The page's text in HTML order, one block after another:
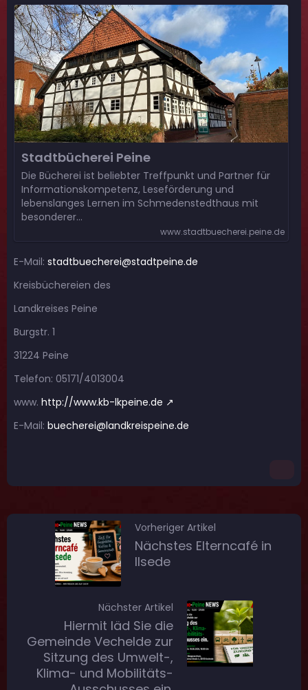
Stadtbücherei Peine
Die Bücherei ist beliebter Treffpunkt und Partner für
Informationskompetenz, Leseförderung und
lebenslanges Lernen im Schmedenstedthaus mit
besonderer…
www.stadtbuecherei.peine.de
E-Mail: stadtbuecherei@stadtpeine.de
Kreisbüchereien des
Landkreises Peine
Burgstr. 1
31224 Peine
Telefon: 05171/4013004
www. http://www.kb-lkpeine.de
E-Mail: buecherei@landkreispeine.de
Vorheriger Artikel
Nächstes Elterncafé in
Ilsede
Nächster Artikel
Hiermit läd Sie die
Gemeinde Vechelde zur
Sitzung des Umwelt-,
Klima- und Mobilitäts-